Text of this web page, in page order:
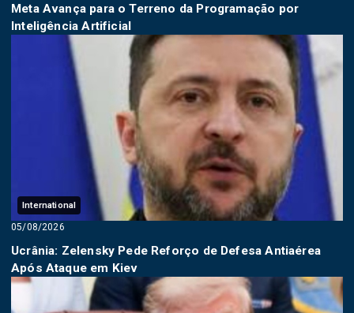
Meta Avança para o Terreno da Programação por
Inteligência Artificial
International
05/08/2026
Ucrânia: Zelensky Pede Reforço de Defesa Antiaérea
Após Ataque em Kiev